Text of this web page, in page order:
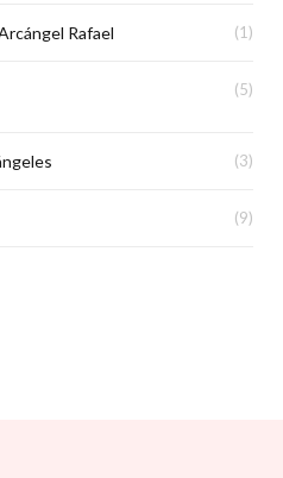
Rafael (1)
(5)
(3)
(9)